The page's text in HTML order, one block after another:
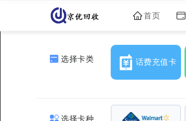
首页
选择卡类 话费充值卡
选择卡种